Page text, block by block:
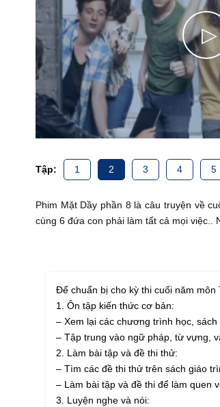
▷
Tập: 1 2 3 4 5
Phim Mặt Dầy phần 8 là câu truyện về
cùng 6 đứa con phải làm tất cả mọi
Để chuẩn bị cho kỳ thi cuối năm
1. Ôn tập kiến thức cơ bản:
– Xem lại các chương trình học,
– Tập trung vào ngữ pháp, từ vựng,
2. Làm bài tập và đề thi thử:
– Tìm các đề thi thử trên sách giáo
– Làm bài tập và đề thi để làm quen
3. Luyện nghe và nói: